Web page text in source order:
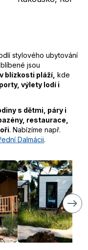
stylového ubytování
jsou
blízkosti pláží, kde
výlety lodí i
s dětmi, páry i
restaurace,
. Nabízíme např.
Dalmácii.